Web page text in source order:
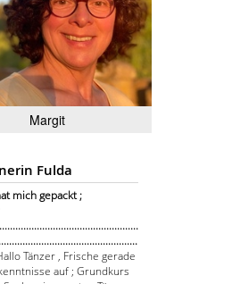
Margit
Fulda
mich gepackt ;
Tänzer , Frische gerade
auf ; Grundkurs